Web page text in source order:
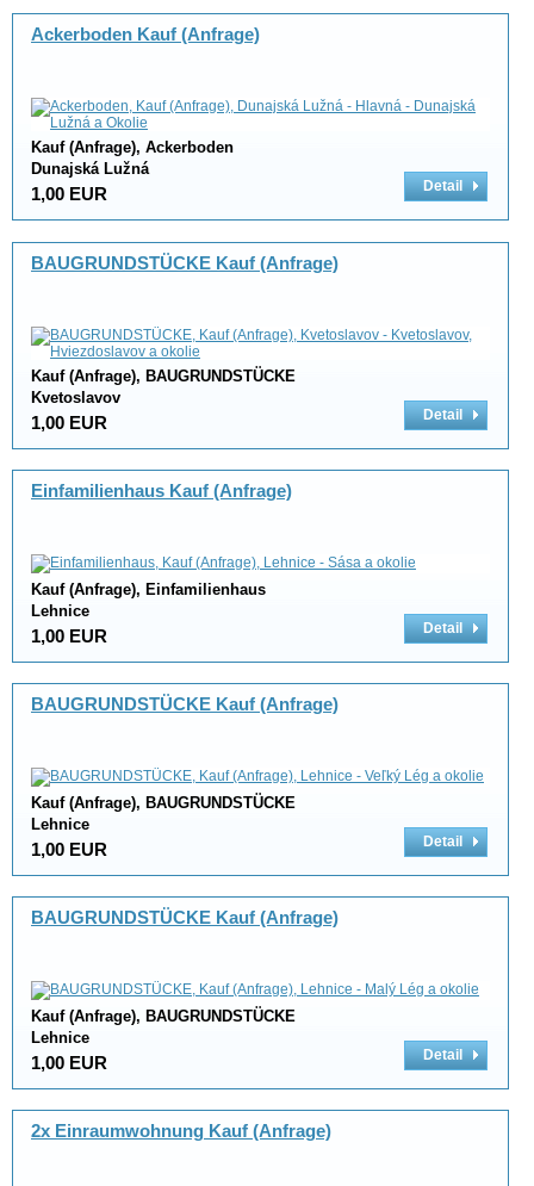
Ackerboden Kauf (Anfrage)
Kauf (Anfrage), Ackerboden
Dunajská Lužná
1,00 EUR Detail
BAUGRUNDSTÜCKE Kauf (Anfrage)
Kauf (Anfrage), BAUGRUNDSTÜCKE
Kvetoslavov
1,00 EUR Detail
Einfamilienhaus Kauf (Anfrage)
Kauf (Anfrage), Einfamilienhaus
Lehnice
1,00 EUR Detail
BAUGRUNDSTÜCKE Kauf (Anfrage)
Kauf (Anfrage), BAUGRUNDSTÜCKE
Lehnice
1,00 EUR Detail
BAUGRUNDSTÜCKE Kauf (Anfrage)
Kauf (Anfrage), BAUGRUNDSTÜCKE
Lehnice
1,00 EUR Detail
2x Einraumwohnung Kauf (Anfrage)